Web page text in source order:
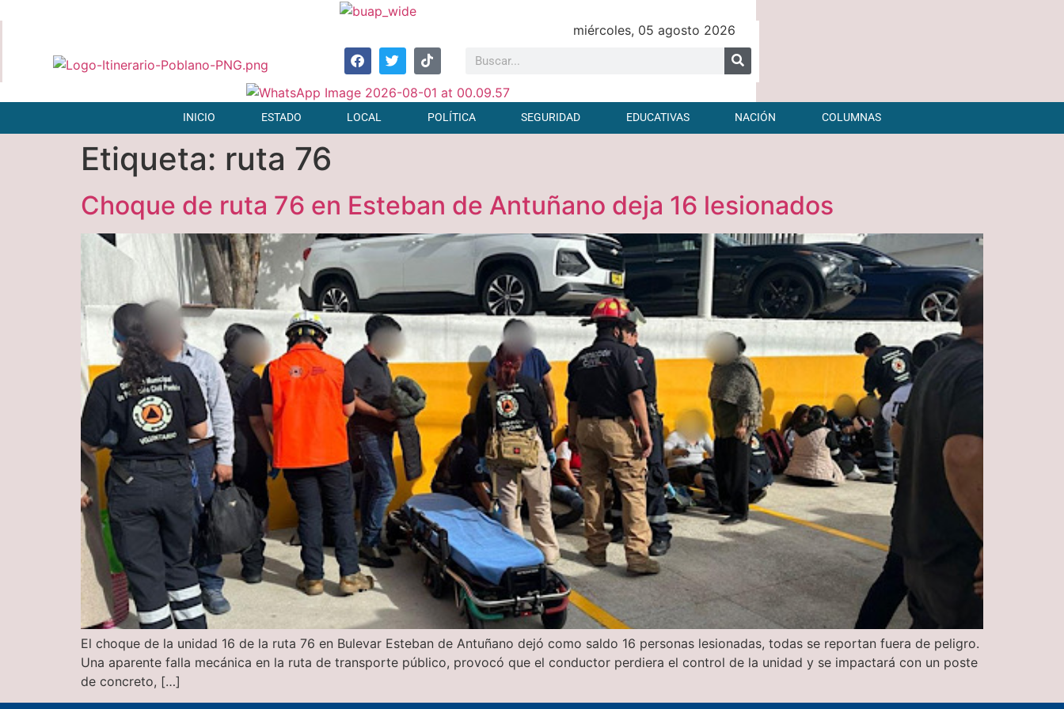
miércoles, 05 agosto 2026
INICIO ESTADO LOCAL POLÍTICA SEGURIDAD EDUCATIVAS NACIÓN COLUMNAS
Etiqueta: ruta 76
Choque de ruta 76 en Esteban de Antuñano deja 16 lesionados
El choque de la unidad 16 de la ruta 76 en Bulevar Esteban de Antuñano dejó como saldo 16 personas lesionadas, todas se reportan fuera de peligro.
Una aparente falla mecánica en la ruta de transporte público, provocó que el conductor perdiera el control de la unidad y se impactará con un poste
de concreto, […]